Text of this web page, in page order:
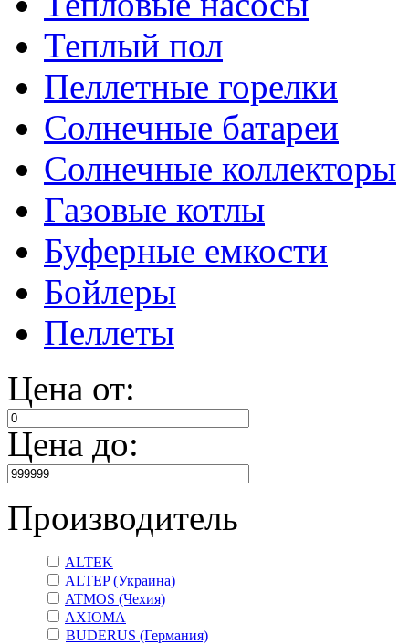
Теплый пол
Пеллетные горелки
Солнечные батареи
Солнечные коллекторы
Газовые котлы
Буферные емкости
Бойлеры
Пеллеты
Цена от:
Цена до:
Производитель
ALTEK
ALTEP (Украина)
ATMOS (Чехия)
AXIOMA
BUDERUS (Германия)